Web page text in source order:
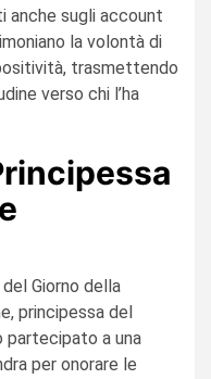
anche sugli account
la volontà di
trasmettendo
verso chi l’ha
del Giorno della
principessa del
partecipato a una
per onorare le